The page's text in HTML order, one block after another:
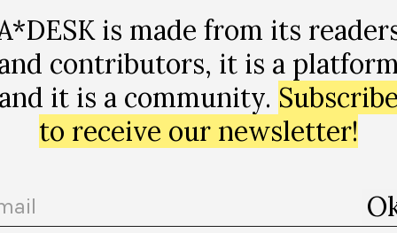
of Index Foundation, Stockholm, exhibition curator and art critic. Yes,
to be several things at once. He thinks that questions are important
to point out.
publications of this author
is made from its
contributors, it is a
and it is a community. Subscribe
to receive our newsletter!